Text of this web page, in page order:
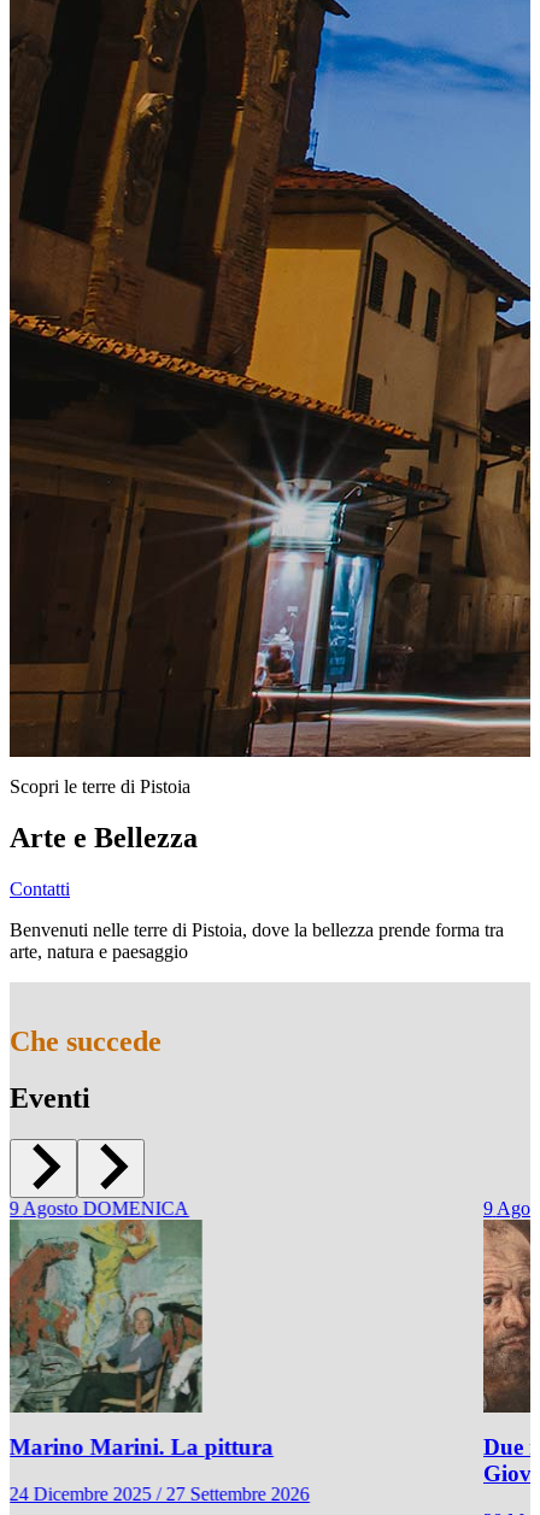
Scopri le terre di Pistoia
Arte e Bellezza
Contatti
Benvenuti nelle terre di Pistoia, dove la bellezza prende forma tra
arte, natura e paesaggio
Che succede
Eventi
9Agosto DOMENICA
Marino Marini. La pittura
24 Dicembre 2025 / 27 Settembre 2026
9
Due